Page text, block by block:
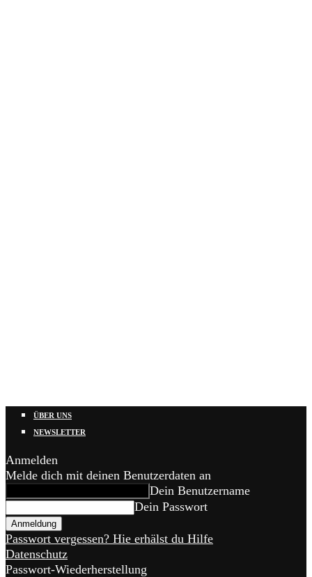
ÜBER UNS
NEWSLETTER
Anmelden
Melde dich mit deinen Benutzerdaten an
Dein Benutzername
Dein Passwort
Passwort vergessen? Hie erhälst du Hilfe
Datenschutz
Passwort-Wiederherstellung